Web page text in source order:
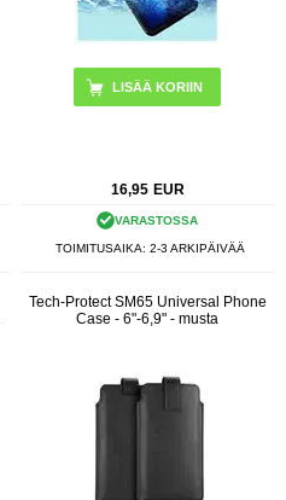
LISÄÄ KORIIN
16,95 EUR
VARASTOSSA
TOIMITUSAIKA: 2-3 ARKIPÄIVÄÄ
Tech-Protect SM65 Universal Phone
Case - 6"-6,9" - musta